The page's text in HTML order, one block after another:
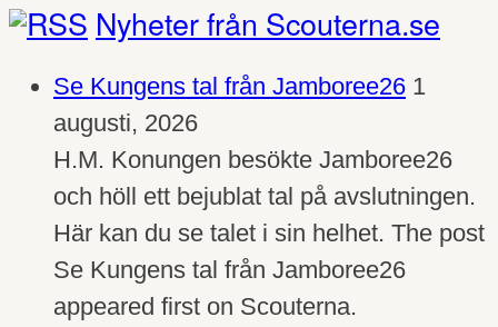
Nyheter från Scouterna.se
Se Kungens tal från Jamboree26 1
augusti, 2026
H.M. Konungen besökte Jamboree26
och höll ett bejublat tal på avslutningen.
Här kan du se talet i sin helhet. The post
Se Kungens tal från Jamboree26
appeared first on Scouterna.